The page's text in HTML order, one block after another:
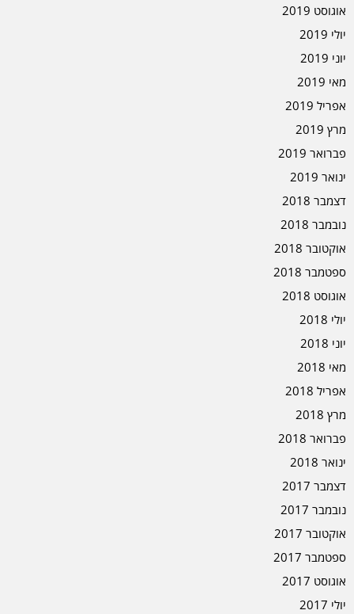
אוגוסט 2019
יולי 2019
יוני 2019
מאי 2019
אפריל 2019
מרץ 2019
פברואר 2019
ינואר 2019
דצמבר 2018
נובמבר 2018
אוקטובר 2018
ספטמבר 2018
אוגוסט 2018
יולי 2018
יוני 2018
מאי 2018
אפריל 2018
מרץ 2018
פברואר 2018
ינואר 2018
דצמבר 2017
נובמבר 2017
אוקטובר 2017
ספטמבר 2017
אוגוסט 2017
יולי 2017